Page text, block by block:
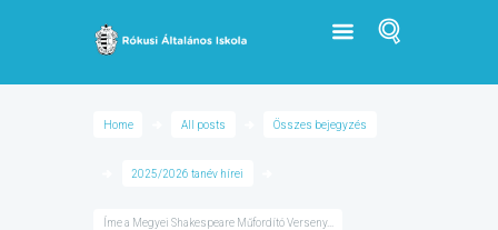
Home All posts Összes bejegyzés
2025/2026 tanév hírei
Íme a Megyei Shakespeare Műfordító Verseny...